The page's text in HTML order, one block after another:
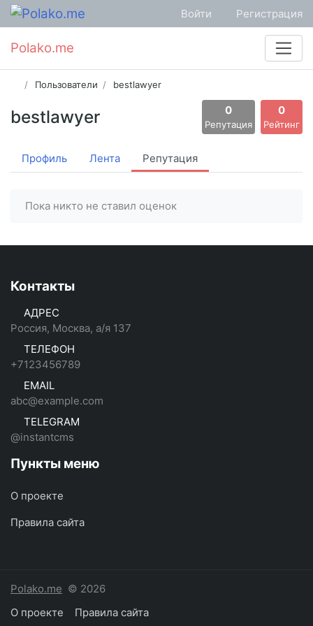
Войти Регистрация
Polako.me
Пользователи bestlawyer
bestlawyer 0
Репутация
0
Рейтинг
Профиль Лента Репутация
Пока никто не ставил оценок
Контакты
АДРЕС
Россия, Москва, а/я 137
ТЕЛЕФОН
+7123456789
EMAIL
abc@example.com
TELEGRAM
@instantcms
Пункты меню
О проекте
Правила сайта
Polako.me © 2026
О проекте
Правила сайта